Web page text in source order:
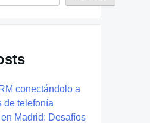
conectándolo a
de telefonía
Madrid: Desafíos